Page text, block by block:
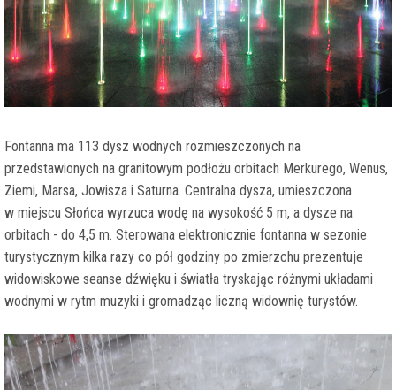
Fontanna ma 113 dysz wodnych rozmieszczonych na
przedstawionych na granitowym podłożu orbitach Merkurego, Wenus,
Ziemi, Marsa, Jowisza i Saturna. Centralna dysza, umieszczona
w miejscu Słońca wyrzuca wodę na wysokość 5 m, a dysze na
orbitach - do 4,5 m. Sterowana elektronicznie fontanna w sezonie
turystycznym kilka razy co pół godziny po zmierzchu prezentuje
widowiskowe seanse dźwięku i światła tryskając różnymi układami
wodnymi w rytm muzyki i gromadząc liczną widownię turystów.